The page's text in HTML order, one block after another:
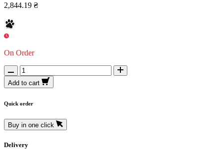
2,844.19 ₴
On Order
Add to cart
Quick order
Buy in one click
Delivery